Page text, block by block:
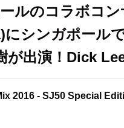
ルのコラボコ
にシンガポール
が出演！Dick
2016 - SJ50 Special